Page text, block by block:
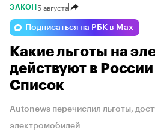
ЗАКОН 5 августа
Подписаться на РБК в Max
Какие льготы на
действуют в
Список
Autonews перечислил льготы,
электромобилей